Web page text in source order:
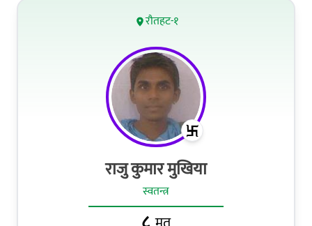
रौतहट-१
राजु कुमार मुखिया
स्वतन्त्र